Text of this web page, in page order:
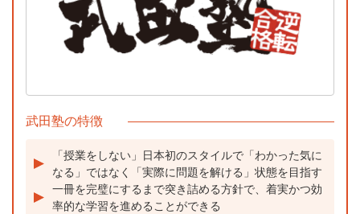
武田塾の特徴
「授業をしない」日本初のスタイルで「わかった気に
なる」ではなく「実際に問題を解ける」状態を目指す
一冊を完璧にするまで突き詰める方針で、着実かつ効
率的な学習を進めることができる